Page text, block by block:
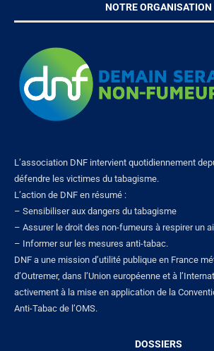
NOTRE ORGANISATION
L’association DNF intervient quotidiennement
défendre les victimes du tabagisme.
L’action de DNF en résumé :
– Sensibiliser aux dangers du tabagisme
– Assurer le droit des non-fumeurs à respirer un
– Informer sur les mesures anti-tabac.
DNF a une mission d’utilité publique en France
d’Outremer, dans l’Union européenne et à
activement à la mise en application de la
Anti-Tabac de l’OMS.
DOSSIERS